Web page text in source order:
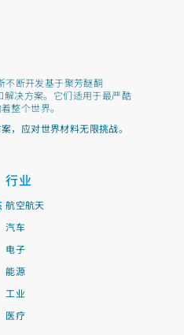
不断开发基于聚芳醚酮
解决方案。它们适用于最严酷
整个世界。
，应对世界材料无限挑战。
行业
航空航天
汽车
电子
能源
工业
医疗